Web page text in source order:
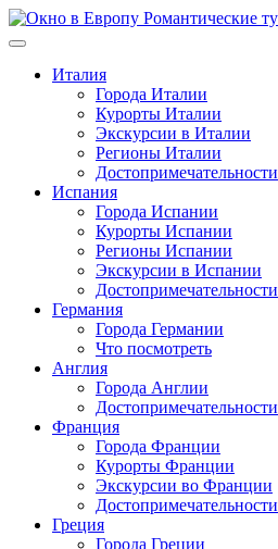
Перейти
к
Италия
Города Италии
Курорты Италии
Экскурсии в Италии
Регионы Италии
Достопримечательности
Испания
Города Испании
Курорты Испании
Регионы Испании
Экскурсии в Испании
Достопримечательности
Германия
Города Германии
Что посмотреть
Англия
Города Англии
Достопримечательности
Франция
Города Франции
Курорты Франции
Экскурсии во Франции
Достопримечательности
Греция
Города Греции